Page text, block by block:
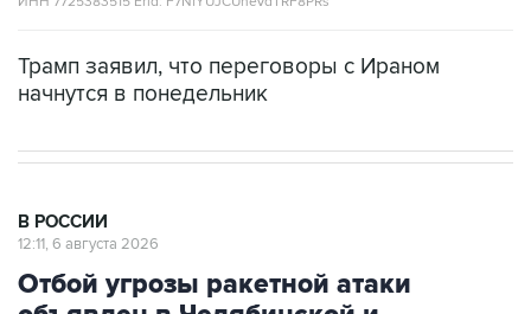
Трамп заявил, что переговоры с Ираном
начнутся в понедельник
В РОССИИ
12:11, 6 августа 2026
Отбой угрозы ракетной атаки